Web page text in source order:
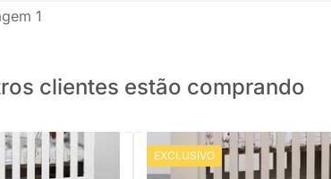
1
clientes estão comprando
com Pés Square
EXCLUSIVO